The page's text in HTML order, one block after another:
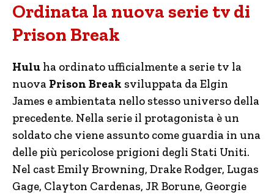
Ordinata la nuova serie tv di
Prison Break
Hulu ha ordinato ufficialmente a serie tv la
nuova Prison Break sviluppata da Elgin
James e ambientata nello stesso universo della
precedente. Nella serie il protagonista è un
soldato che viene assunto come guardia in una
delle più pericolose prigioni degli Stati Uniti.
Nel cast Emily Browning, Drake Rodger, Lugas
Gage, Clayton Cardenas, JR Borune, Georgie